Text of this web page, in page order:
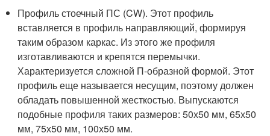
Профиль стоечный ПС (CW). Этот профиль
вставляется в профиль направляющий, формируя
таким образом каркас. Из этого же профиля
изготавливаются и крепятся перемычки.
Характеризуется сложной П-образной формой. Этот
профиль еще называется несущим, поэтому должен
обладать повышенной жесткостью. Выпускаются
подобные профиля таких размеров: 50х50 мм, 65х50
мм, 75х50 мм, 100х50 мм.